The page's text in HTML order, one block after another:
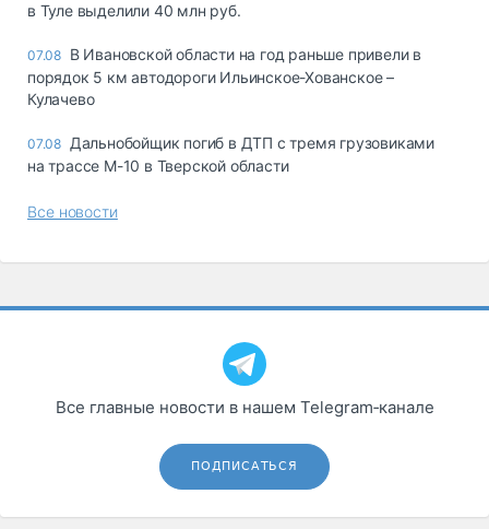
в Туле выделили 40 млн руб.
07.08 В Ивановской области на год раньше привели в
порядок 5 км автодороги Ильинское-Хованское –
Кулачево
07.08 Дальнобойщик погиб в ДТП с тремя грузовиками
на трассе М-10 в Тверской области
Все новости
Все главные новости в нашем Telegram‑канале
ПОДПИСАТЬСЯ